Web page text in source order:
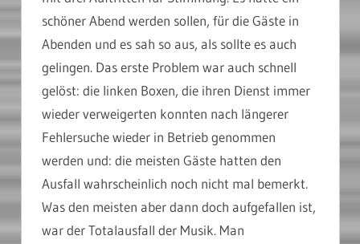
schöner Abend werden sollen, für die Gäste in
Abenden und es sah so aus, als sollte es auch
gelingen. Das erste Problem war auch schnell
gelöst: die linken Boxen, die ihren Dienst immer
wieder verweigerten konnten nach längerer
Fehlersuche wieder in Betrieb genommen
werden und: die meisten Gäste hatten den
Ausfall wahrscheinlich noch nicht mal bemerkt.
Was den meisten aber dann doch aufgefallen ist,
war der Totalausfall der Musik. Man